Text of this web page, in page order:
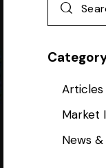
Articles
Market
News